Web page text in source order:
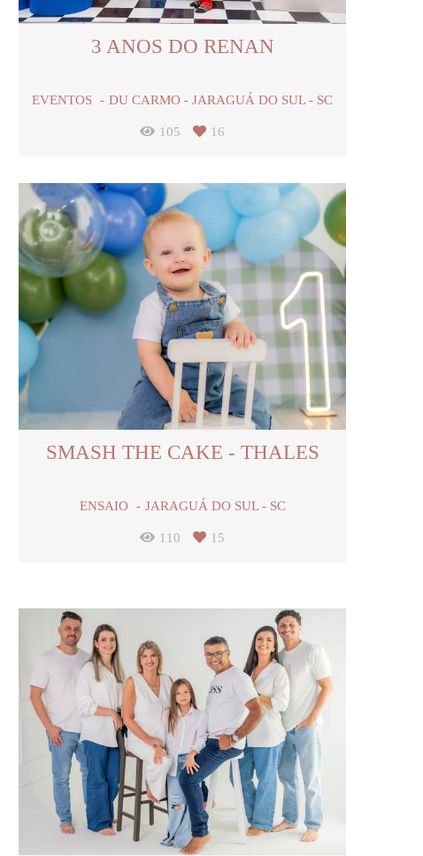
3 ANOS DO RENAN
EVENTOS DU CARMO - JARAGUÁ DO SUL - SC
105 16
SMASH THE CAKE - THALES
ENSAIO JARAGUÁ DO SUL - SC
110 15